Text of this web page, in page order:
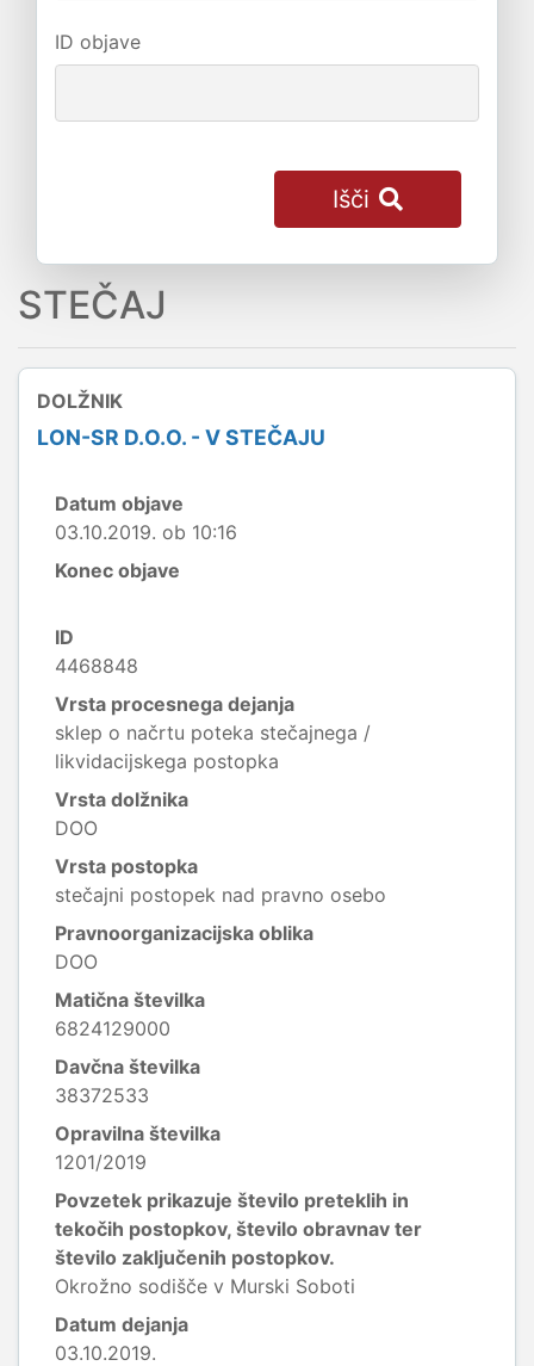
ID objave
Išči
STEČAJ
DOLŽNIK
LON-SR D.O.O. - V STEČAJU
Datum objave
03.10.2019. ob 10:16
Konec objave
ID
4468848
Vrsta procesnega dejanja
sklep o načrtu poteka stečajnega /
likvidacijskega postopka
Vrsta dolžnika
DOO
Vrsta postopka
stečajni postopek nad pravno osebo
Pravnoorganizacijska oblika
DOO
Matična številka
6824129000
Davčna številka
38372533
Opravilna številka
1201/2019
Povzetek prikazuje število preteklih in
tekočih postopkov, število obravnav ter
število zaključenih postopkov.
Okrožno sodišče v Murski Soboti
Datum dejanja
03.10.2019.